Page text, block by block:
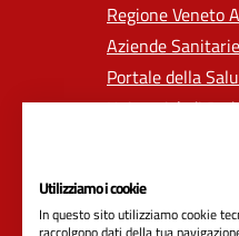
Regione Veneto
Aziende
Portale della
Università di
Utilizziamo i cookie
In questo sito utilizziamo cookie